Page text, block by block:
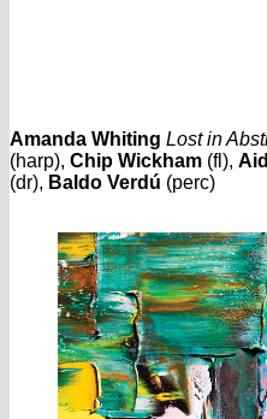
Amanda Whiting Lost in
(harp), Chip Wickham (fl),
(dr), Baldo Verdú (perc)